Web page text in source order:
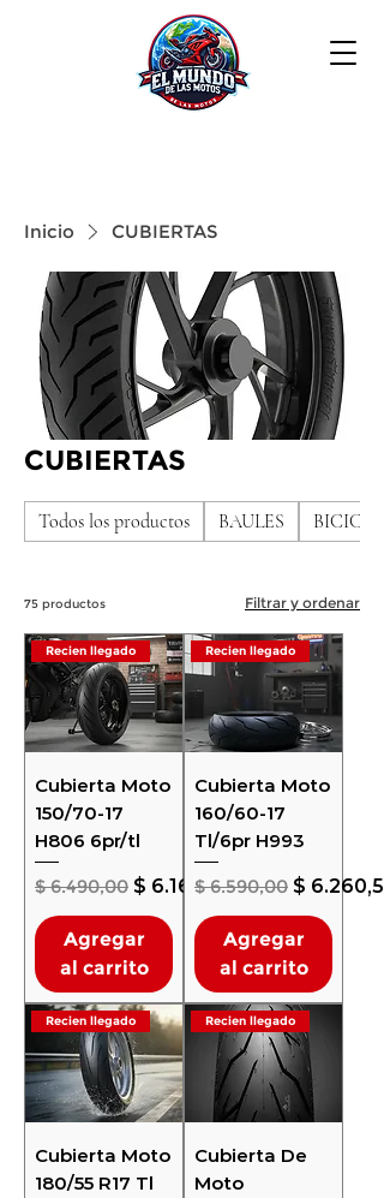
Inicio CUBIERTAS
CUBIERTAS
Todos los productos BAULES
75 productos Filtrar y ordenar
Recien llegado
Cubierta Moto
150/70-17
H806 6pr/tl
Precio
$ 6.490,00 Precio de oferta
$ 6.165,50
Agregar
al carrito
Recien llegado
Cubierta Moto
160/60-17
Tl/6pr H993
Precio
$ 6.590,00 Precio
$
Agregar
al carrito
Recien llegado
Cubierta Moto
180/55 R17 Tl
Recien llegado
Cubierta De
Moto